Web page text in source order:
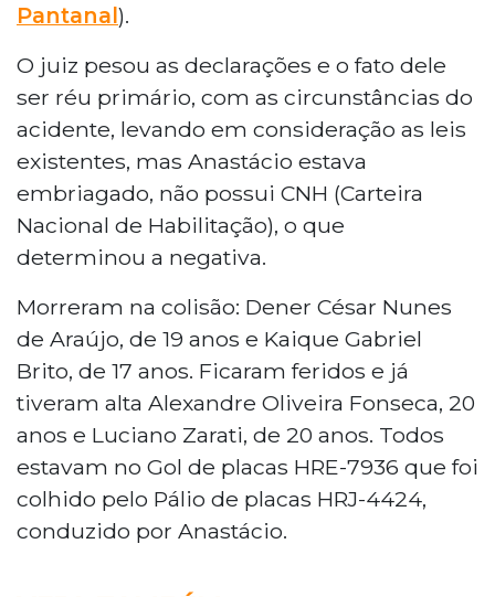
Pantanal).
O juiz pesou as declarações e o fato dele
ser réu primário, com as circunstâncias do
acidente, levando em consideração as leis
existentes, mas Anastácio estava
embriagado, não possui CNH (Carteira
Nacional de Habilitação), o que
determinou a negativa.
Morreram na colisão: Dener César Nunes
de Araújo, de 19 anos e Kaique Gabriel
Brito, de 17 anos. Ficaram feridos e já
tiveram alta Alexandre Oliveira Fonseca, 20
anos e Luciano Zarati, de 20 anos. Todos
estavam no Gol de placas HRE-7936 que foi
colhido pelo Pálio de placas HRJ-4424,
conduzido por Anastácio.